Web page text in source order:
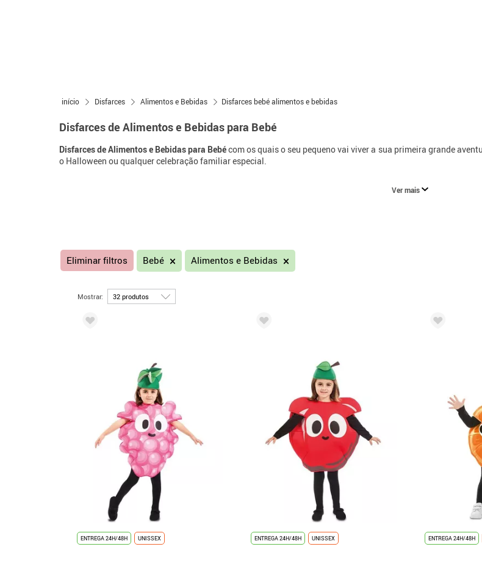
início Disfarces Alimentos e Bebidas Disfarces bebé alimentos e bebidas
Disfarces de Alimentos e Bebidas para Bebé
Disfarces de Alimentos e Bebidas para Bebécom os quais o seu pequeno vai viver a sua primeira grande
o Halloween ou qualquer celebração familiar especial.
Ver mais
Eliminar filtros Bebé Alimentos e Bebidas
Mostrar:
ENTREGA 24H/48H UNISSEX ENTREGA 24H/48H UNISSEX ENTREGA 24H/48H